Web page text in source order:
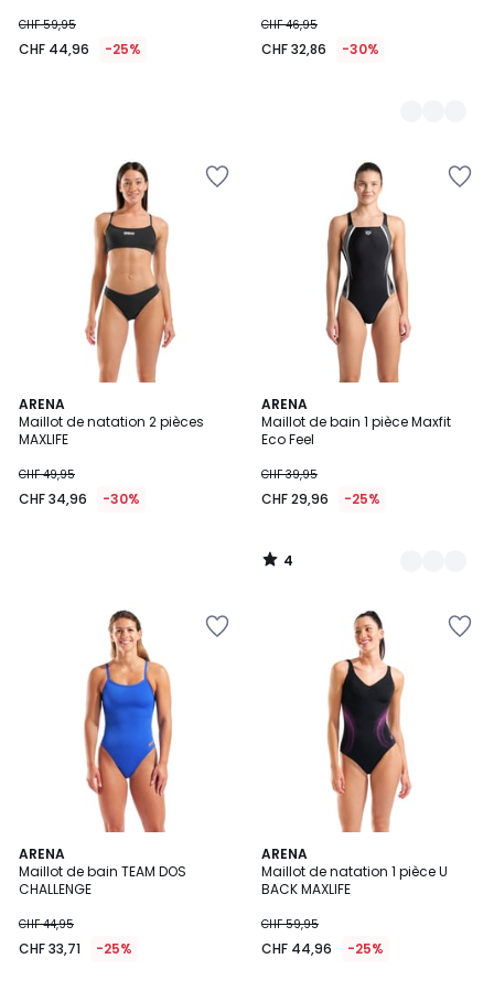
CHF 59,95
CHF 44,96 -25%
CHF 46,95
CHF 32,86 -30%
ARENA
Maillot de natation 2 pièces
MAXLIFE
CHF 49,95
CHF 34,96 -30%
ARENA
Maillot de bain 1 pièce Maxfit
Eco Feel
CHF 39,95
CHF 29,96 -25%
4
/
5
2
Couleurs
4
/
ARENA
Maillot de bain TEAM DOS
CHALLENGE
CHF 44,95
CHF 33,71 -25%
ARENA
Maillot de natation 1 pièce U
BACK MAXLIFE
CHF 59,95
CHF 44,96 -25%